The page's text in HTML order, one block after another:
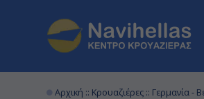
Αρχική :: Κρουαζιέρες :: Γερμανία -